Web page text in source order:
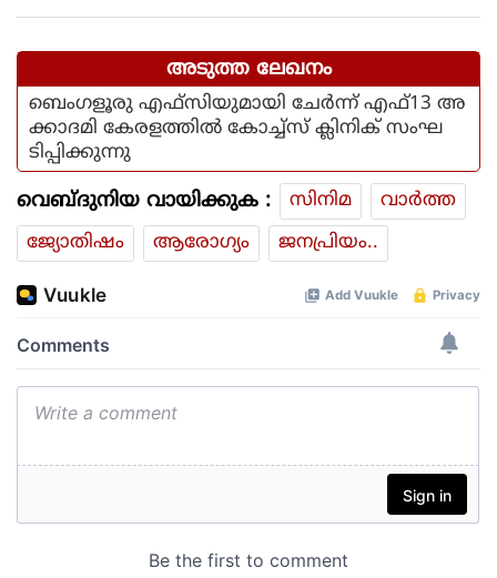
അടുത്ത ലേഖനം
ബെംഗളൂരു എഫ്‌സിയുമായി ചേര്‍ന്ന് എഫ്13 അ
ക്കാദമി കേരളത്തില്‍ കോച്ച്‌സ് ക്ലിനിക് സംഘ
ടിപ്പിക്കുന്നു
വെബ്ദുനിയ വായിക്കുക : സിനിമ
വാര്‍ത്ത
ജ്യോതിഷം
ആരോഗ്യം ജനപ്രിയം..